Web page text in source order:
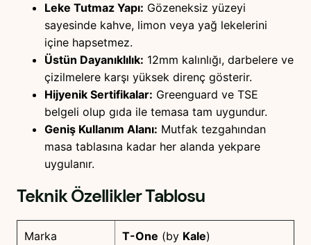
Leke Tutmaz Yapı: Gözeneksiz yüzeyi
sayesinde kahve, limon veya yağ lekelerini
içine hapsetmez.
Üstün Dayanıklılık: 12mm kalınlığı, darbelere ve
çizilmelere karşı yüksek direnç gösterir.
Hijyenik Sertifikalar: Greenguard ve TSE
belgeli olup gıda ile temasa tam uygundur.
Geniş Kullanım Alanı: Mutfak tezgahından
masa tablasına kadar her alanda yekpare
uygulanır.
Teknik Özellikler Tablosu
Marka T-One (by Kale)